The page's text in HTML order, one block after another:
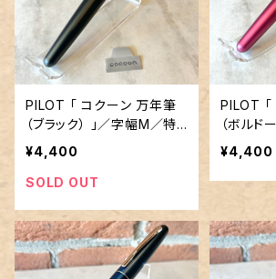
PILOT 「 コクーン 万年筆
（ブラック） 」／字幅М／特
殊合金ペン先
¥4,400
SOLD OUT
PILOT
（ボルド
殊合金ペ
¥4,400